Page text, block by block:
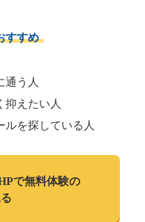
すすめ
通う人
抑えたい人
ルを探している人
で無料体験の